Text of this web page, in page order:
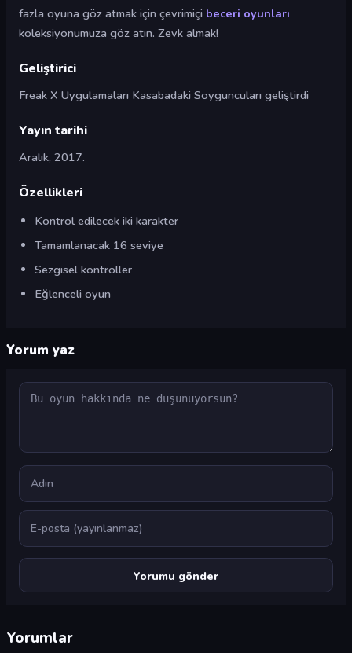
fazla oyuna göz atmak için çevrimiçi beceri oyunları
koleksiyonumuza göz atın. Zevk almak!
Geliştirici
Freak X Uygulamaları Kasabadaki Soyguncuları geliştirdi
Yayın tarihi
Aralık, 2017.
Özellikleri
Kontrol edilecek iki karakter
Tamamlanacak 16 seviye
Sezgisel kontroller
Eğlenceli oyun
Yorum yaz
Yorum
Ad
E-posta
Yorumlar